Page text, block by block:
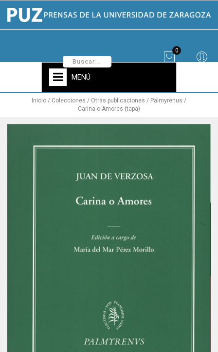
0
MENÚ
Inicio Colecciones Otras publicaciones
Palmyrenus
Carina o Amores (tapa)